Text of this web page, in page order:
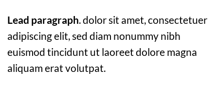
Lead paragraph. dolor sit amet, consectetuer
adipiscing elit, sed diam nonummy nibh
euismod tincidunt ut laoreet dolore magna
aliquam erat volutpat.